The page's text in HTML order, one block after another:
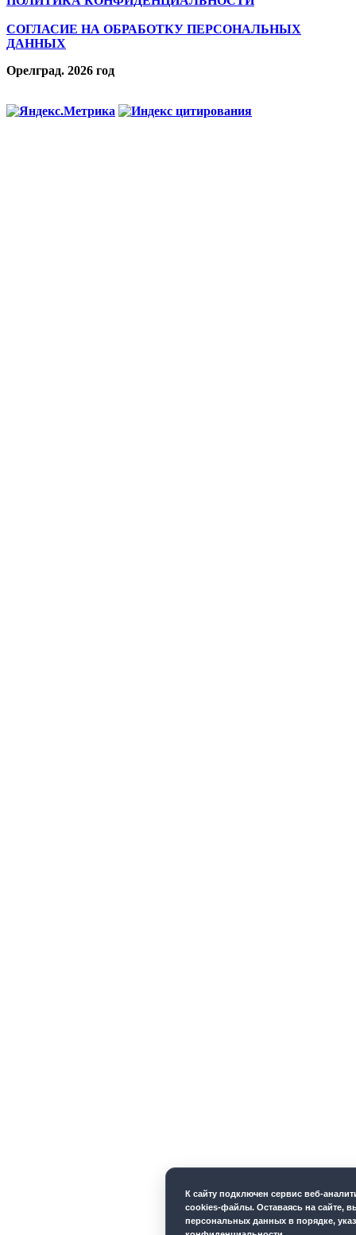
СОГЛАСИЕ НА ОБРАБОТКУ ПЕРСОНАЛЬНЫХ
ДАННЫХ
Орелград. 2026 год
К cайту подключен сервис веб-
cookies-файлы. Оставаясь на сайте,
персональных данных в порядке,